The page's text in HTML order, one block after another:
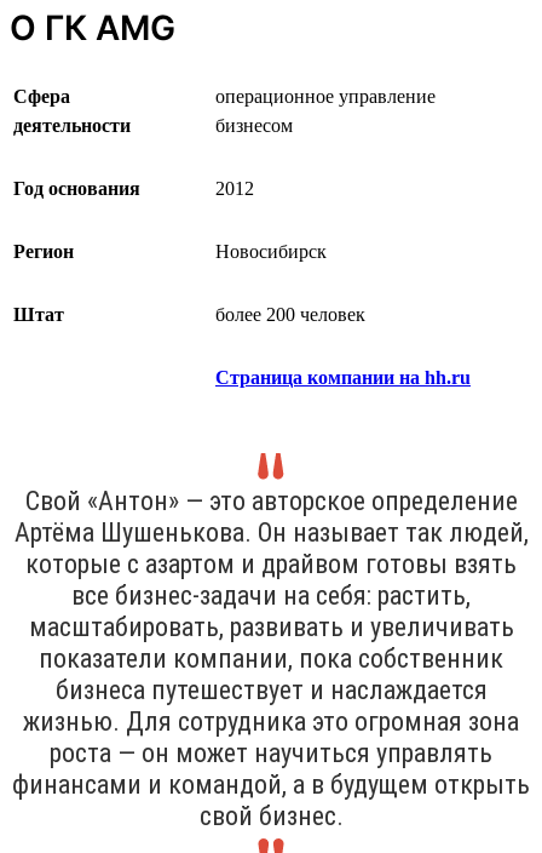
О ГК AMG
Сфера
деятельности
операционное управление
бизнесом
Год основания 2012
Регион Новосибирск
Штат более 200 человек
Страница компании на hh.ru
Свой «Антон» — это авторское определение
Артёма Шушенькова. Он называет так людей,
которые с азартом и драйвом готовы взять
все бизнес-задачи на себя: растить,
масштабировать, развивать и увеличивать
показатели компании, пока собственник
бизнеса путешествует и наслаждается
жизнью. Для сотрудника это огромная зона
роста — он может научиться управлять
финансами и командой, а в будущем открыть
свой бизнес.